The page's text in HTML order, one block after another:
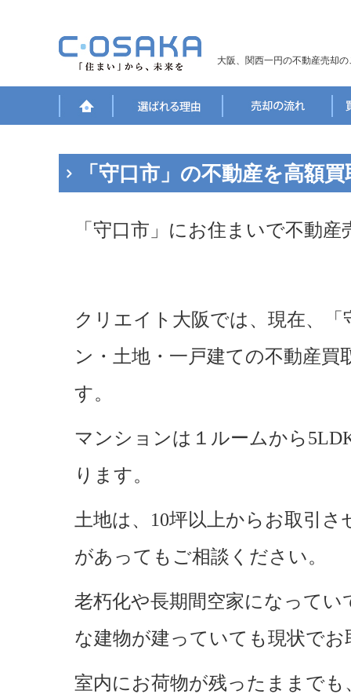
大阪、関西一円の不動産売却
「守口市」の不動産を高額
「守口市」にお住まいで不動
クリエイト大阪では、現在、
ン・土地・一戸建ての不動産
す。
マンションは１ルームから
ります。
土地は、10坪以上からお取引
があってもご相談ください。
老朽化や長期間空家になって
な建物が建っていても現状で
室内にお荷物が残ったままで